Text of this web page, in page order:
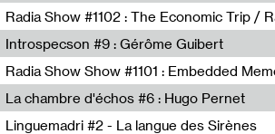
Sammy Stein
Radio Grenouille
Introspecson #9 : Gérôme Guibert
Pierre Henry,Gérôme Guibert
Jimmy Peggie,radioart106
La chambre d'échos #6 : Hugo Pernet
Revue Les Chambres,Hugo Pernet
Linguemadri #2 - La langue des Sirènes